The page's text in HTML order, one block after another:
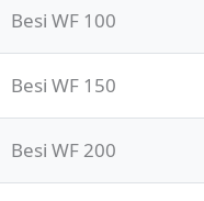
Besi WF 100
Besi WF 150
Besi WF 200